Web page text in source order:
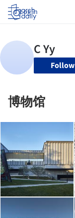
Log in
Follow
博物馆